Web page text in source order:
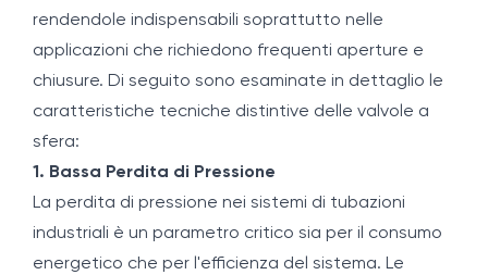
rendendole indispensabili soprattutto nelle
applicazioni che richiedono frequenti aperture e
chiusure. Di seguito sono esaminate in dettaglio le
caratteristiche tecniche distintive delle valvole a
sfera:
1. Bassa Perdita di Pressione
La perdita di pressione nei sistemi di tubazioni
industriali è un parametro critico sia per il consumo
energetico che per l'efficienza del sistema. Le